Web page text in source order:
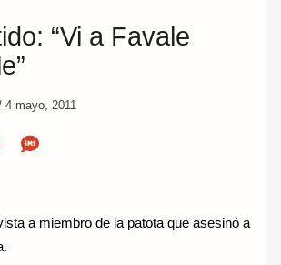
“Vi a Favale
4 mayo, 2011
a miembro de la patota que asesinó a